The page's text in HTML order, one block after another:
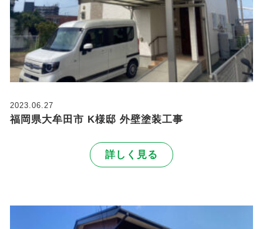
2023.06.27
福岡県大牟田市 K様邸 外壁塗装工事
詳しく見る